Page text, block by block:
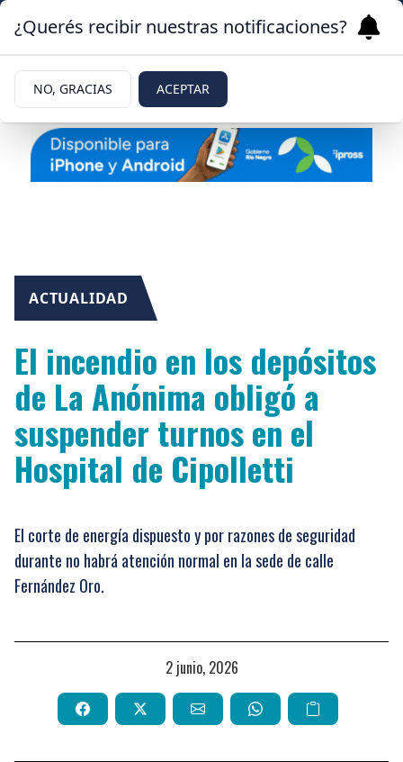
ACTUALIDAD
El incendio en los depósitos
de La Anónima obligó a
suspender turnos en el
Hospital de Cipolletti
El corte de energía dispuesto y por razones de seguridad
durante no habrá atención normal en la sede de calle
Fernández Oro.
2 junio, 2026
¿Querés recibir nuestras notificaciones?
NO, GRACIAS ACEPTAR